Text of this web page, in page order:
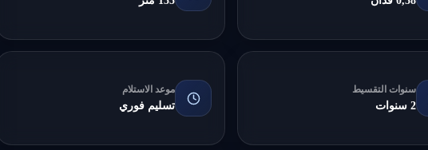
سنوات التقسيط
2 سنوات
موعد الاستلام
تسليم فوري